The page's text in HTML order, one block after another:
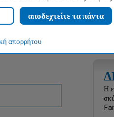
απορρήτου
Η